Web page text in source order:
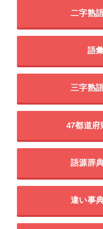
二字熟
語
三字熟
47都道府
語源辞
違い事